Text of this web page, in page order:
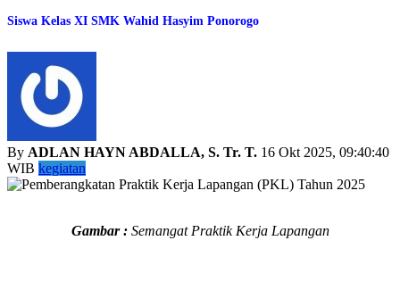
Siswa Kelas XI SMK Wahid Hasyim Ponorogo
By ADLAN HAYN ABDALLA, S. Tr. T. 16 Okt 2025, 09:40:40
WIB kegiatan
Gambar :Semangat Praktik Kerja Lapangan